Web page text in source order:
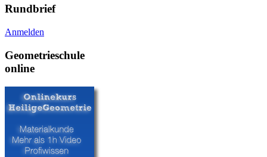
Rundbrief
Anmelden
Geometrieschule
online